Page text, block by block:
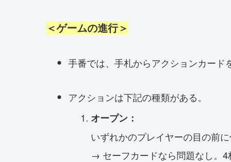
＜ゲームの進行＞
手番では、手札からアクションカード
アクションは下記の種類がある。
オープン：
いずれかのプレイヤーの目の前
→ セーフカードなら問題なし。4